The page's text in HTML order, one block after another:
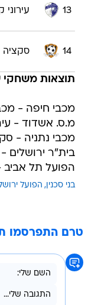
13
14 סקציה
תוצאות
מכבי חיפה - מכבי
מ.ס. אשדוד -
מכבי נתניה -
בית"ר ירושלים -
הפועל תל אביב -
בני סכנין הפועל
טרם התפרסמו